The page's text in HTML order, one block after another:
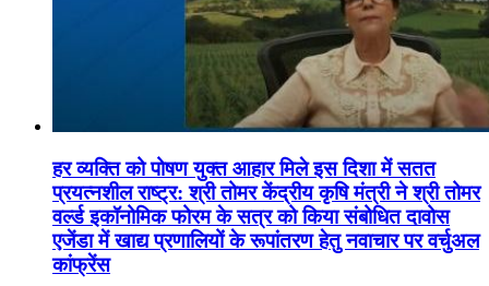
हर व्यक्ति को पोषण युक्त आहार मिले इस दिशा में सतत
प्रयत्नशील राष्ट्र: श्री तोमर केंद्रीय कृषि मंत्री ने श्री तोमर
वर्ल्ड इकॉनोमिक फोरम के सत्र को किया संबोधित दावोस
एजेंडा में खाद्य प्रणालियों के रूपांतरण हेतु नवाचार पर वर्चुअल
कांफ्रेंस